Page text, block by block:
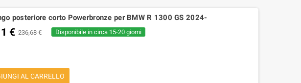
posteriore corto Powerbronze per BMW R 1300 GS 2024-
€ 236,68 € Disponibile in circa 15-20 giorni
AL CARRELLO